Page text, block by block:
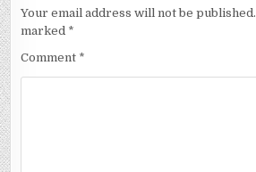
Your email address will not be published.
marked *
Comment *